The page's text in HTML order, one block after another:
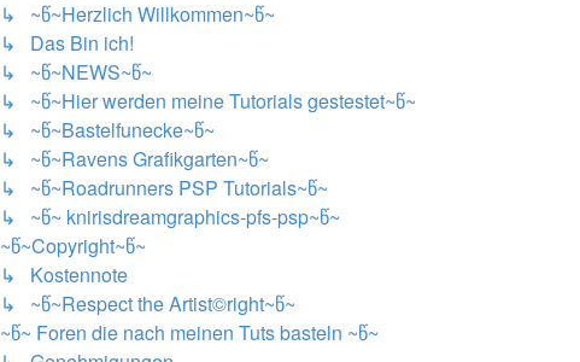
↳ ~წ~Herzlich Willkommen~წ~
↳ Das Bin ich!
↳ ~წ~NEWS~წ~
↳ ~წ~Hier werden meine Tutorials gestestet~წ~
↳ ~წ~Bastelfunecke~წ~
↳ ~წ~Ravens Grafikgarten~წ~
↳ ~წ~Roadrunners PSP Tutorials~წ~
↳ ~წ~ knirisdreamgraphics-pfs-psp~წ~
~წ~Copyright~წ~
↳ Kostennote
↳ ~წ~Respect the Artist©right~წ~
~წ~ Foren die nach meinen Tuts basteln ~წ~